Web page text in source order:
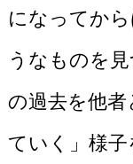
になってか
うなものを
の過去を他
ていく」様